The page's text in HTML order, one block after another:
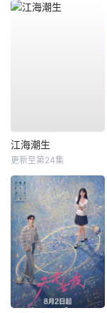
江海潮生
更新至第24集